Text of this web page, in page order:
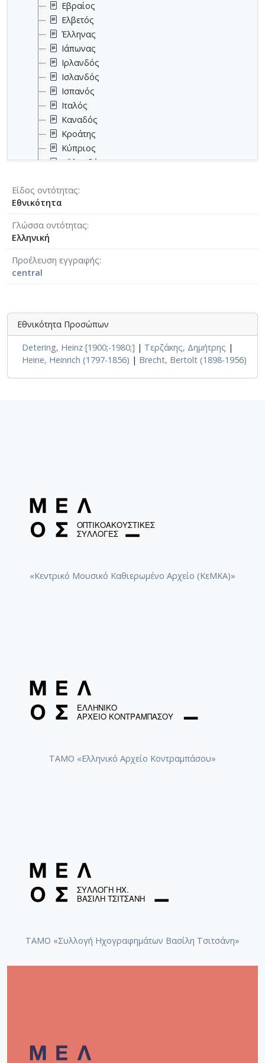
Εβραίος
Ελβετός
Έλληνας
Ιάπωνας
Ιρλανδός
Ισλανδός
Ισπανός
Ιταλός
Καναδός
Κροάτης
Κύπριος
Ολλανδός
Ρουμάνος
Σουηδός
Τούρκος
Φινλανδός
Είδος οντότητας
Εθνικότητα
Γλώσσα οντότητας
Ελληνική
Προέλευση εγγραφής
central
Εθνικότητα Προσώπων
Detering, Heinz [1900;-1980;] | Τερζάκης, Δημήτρης |
Heine, Heinrich (1797-1856) | Brecht, Bertolt (1898-1956)
«Κεντρικό Μουσικό Καθιερωμένο Αρχείο (ΚεΜΚΑ)»
ΤΑΜΟ «Ελληνικό Αρχείο Κοντραμπάσου»
ΤΑΜΟ «Συλλογή Ηχογραφημάτων Βασίλη Τσιτσάνη»